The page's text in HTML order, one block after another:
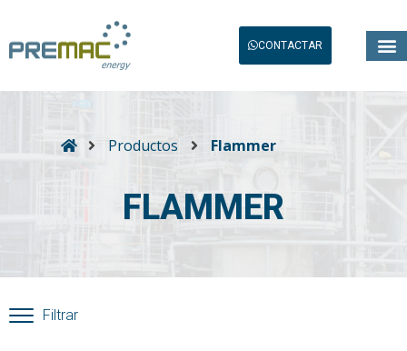
CONTACTAR
Productos Flammer
FLAMMER
Filtrar